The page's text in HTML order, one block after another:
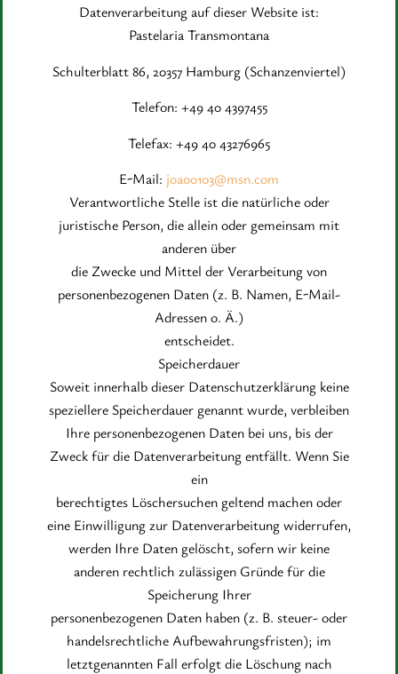
Datenverarbeitung auf dieser Website ist:
Pastelaria Transmontana
Schulterblatt 86, 20357 Hamburg (Schanzenviertel)
Telefon: +49 40 4397455
Telefax: +49 40 43276965
E-Mail: joao0103@msn.com
Verantwortliche Stelle ist die natürliche oder
juristische Person, die allein oder gemeinsam mit
anderen über
die Zwecke und Mittel der Verarbeitung von
personenbezogenen Daten (z. B. Namen, E-Mail-
Adressen o. Ä.)
entscheidet.
Speicherdauer
Soweit innerhalb dieser Datenschutzerklärung keine
speziellere Speicherdauer genannt wurde, verbleiben
Ihre personenbezogenen Daten bei uns, bis der
Zweck für die Datenverarbeitung entfällt. Wenn Sie
ein
berechtigtes Löschersuchen geltend machen oder
eine Einwilligung zur Datenverarbeitung widerrufen,
werden Ihre Daten gelöscht, sofern wir keine
anderen rechtlich zulässigen Gründe für die
Speicherung Ihrer
personenbezogenen Daten haben (z. B. steuer- oder
handelsrechtliche Aufbewahrungsfristen); im
letztgenannten Fall erfolgt die Löschung nach